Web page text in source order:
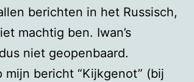
berichten in het Russisch,
machtig ben. Iwan’s
niet geopenbaard.
bericht “Kijkgenot” (bij